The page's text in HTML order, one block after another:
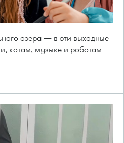
озера — в эти выходные
котам, музыке и роботам